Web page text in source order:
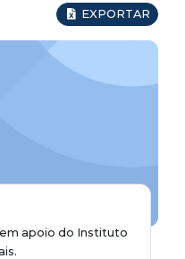
EXPORTAR
apoio do Instituto